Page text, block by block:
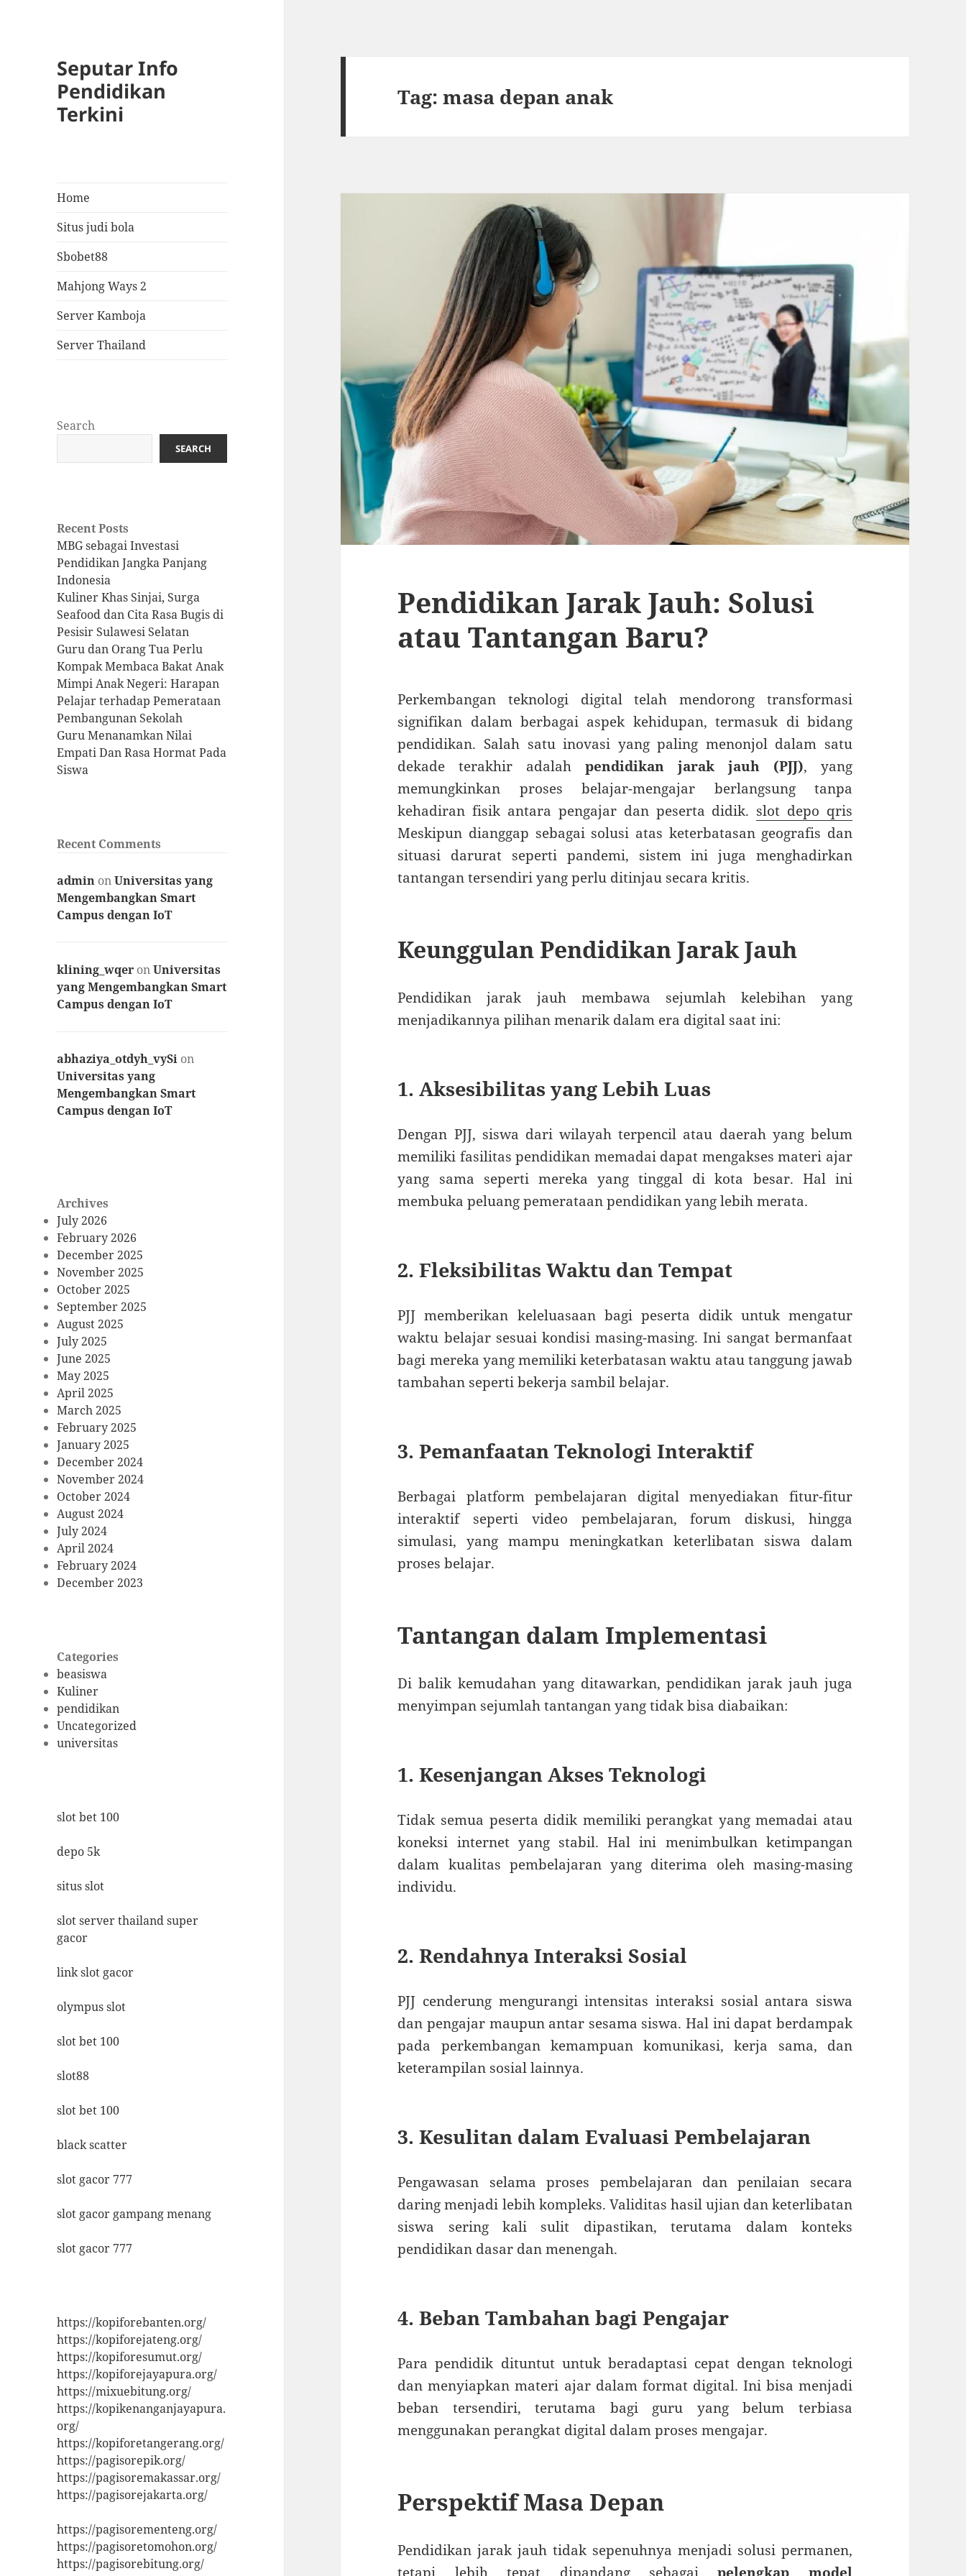
Seputar Info
Pendidikan
Terkini
Home
Situs judi bola
Sbobet88
Mahjong Ways 2
Server Kamboja
Server Thailand
Search
SEARCH
Recent Posts
MBG sebagai Investasi
Pendidikan Jangka Panjang
Indonesia
Kuliner Khas Sinjai, Surga
Seafood dan Cita Rasa Bugis di
Pesisir Sulawesi Selatan
Guru dan Orang Tua Perlu
Kompak Membaca Bakat Anak
Mimpi Anak Negeri: Harapan
Pelajar terhadap Pemerataan
Pembangunan Sekolah
Guru Menanamkan Nilai
Empati Dan Rasa Hormat Pada
Siswa
Recent Comments
admin onUniversitas yang
Mengembangkan Smart
Campus dengan IoT
klining_wqer onUniversitas
yang Mengembangkan Smart
Campus dengan IoT
abhaziya_otdyh_vySi on
Universitas yang
Mengembangkan Smart
Campus dengan IoT
Archives
July 2026
February 2026
December 2025
November 2025
October 2025
September 2025
August 2025
July 2025
June 2025
May 2025
April 2025
March 2025
February 2025
January 2025
December 2024
November 2024
October 2024
August 2024
July 2024
April 2024
February 2024
December 2023
Categories
beasiswa
Kuliner
pendidikan
Uncategorized
universitas
slot bet 100
depo 5k
situs slot
slot server thailand super
gacor
link slot gacor
olympus slot
slot bet 100
slot88
slot bet 100
black scatter
slot gacor 777
slot gacor gampang menang
slot gacor 777
https://kopiforebanten.org/
https://kopiforejateng.org/
https://kopiforesumut.org/
https://kopiforejayapura.org/
https://mixuebitung.org/
https://kopikenanganjayapura.
org/
https://kopiforetangerang.org/
https://pagisorepik.org/
https://pagisoremakassar.org/
https://pagisorejakarta.org/
https://pagisorementeng.org/
https://pagisoretomohon.org/
https://pagisorebitung.org/
Tag:masa depan anak
Pendidikan Jarak Jauh: Solusi
atau Tantangan Baru?
Perkembangan teknologi digital telah mendorong transformasi
signifikan dalam berbagai aspek kehidupan, termasuk di bidang
pendidikan. Salah satu inovasi yang paling menonjol dalam satu
dekade terakhir adalahpendidikan jarak jauh (PJJ), yang
memungkinkan proses belajar-mengajar berlangsung tanpa
kehadiran fisik antara pengajar dan peserta didik. slot depo qris
Meskipun dianggap sebagai solusi atas keterbatasan geografis dan
situasi darurat seperti pandemi, sistem ini juga menghadirkan
tantangan tersendiri yang perlu ditinjau secara kritis.
Keunggulan Pendidikan Jarak Jauh
Pendidikan jarak jauh membawa sejumlah kelebihan yang
menjadikannya pilihan menarik dalam era digital saat ini:
1. Aksesibilitas yang Lebih Luas
Dengan PJJ, siswa dari wilayah terpencil atau daerah yang belum
memiliki fasilitas pendidikan memadai dapat mengakses materi ajar
yang sama seperti mereka yang tinggal di kota besar. Hal ini
membuka peluang pemerataan pendidikan yang lebih merata.
2. Fleksibilitas Waktu dan Tempat
PJJ memberikan keleluasaan bagi peserta didik untuk mengatur
waktu belajar sesuai kondisi masing-masing. Ini sangat bermanfaat
bagi mereka yang memiliki keterbatasan waktu atau tanggung jawab
tambahan seperti bekerja sambil belajar.
3. Pemanfaatan Teknologi Interaktif
Berbagai platform pembelajaran digital menyediakan fitur-fitur
interaktif seperti video pembelajaran, forum diskusi, hingga
simulasi, yang mampu meningkatkan keterlibatan siswa dalam
proses belajar.
Tantangan dalam Implementasi
Di balik kemudahan yang ditawarkan, pendidikan jarak jauh juga
menyimpan sejumlah tantangan yang tidak bisa diabaikan:
1. Kesenjangan Akses Teknologi
Tidak semua peserta didik memiliki perangkat yang memadai atau
koneksi internet yang stabil. Hal ini menimbulkan ketimpangan
dalam kualitas pembelajaran yang diterima oleh masing-masing
individu.
2. Rendahnya Interaksi Sosial
PJJ cenderung mengurangi intensitas interaksi sosial antara siswa
dan pengajar maupun antar sesama siswa. Hal ini dapat berdampak
pada perkembangan kemampuan komunikasi, kerja sama, dan
keterampilan sosial lainnya.
3. Kesulitan dalam Evaluasi Pembelajaran
Pengawasan selama proses pembelajaran dan penilaian secara
daring menjadi lebih kompleks. Validitas hasil ujian dan keterlibatan
siswa sering kali sulit dipastikan, terutama dalam konteks
pendidikan dasar dan menengah.
4. Beban Tambahan bagi Pengajar
Para pendidik dituntut untuk beradaptasi cepat dengan teknologi
dan menyiapkan materi ajar dalam format digital. Ini bisa menjadi
beban tersendiri, terutama bagi guru yang belum terbiasa
menggunakan perangkat digital dalam proses mengajar.
Perspektif Masa Depan
Pendidikan jarak jauh tidak sepenuhnya menjadi solusi permanen,